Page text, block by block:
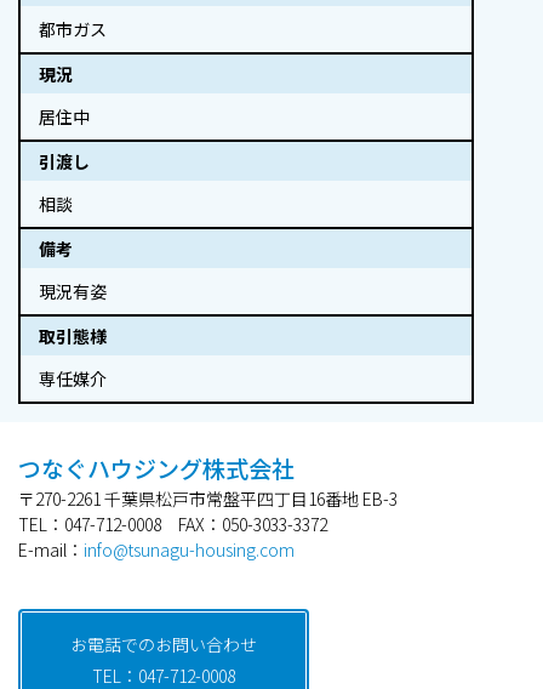
都市ガス
現況
居住中
引渡し
相談
備考
現況有姿
取引態様
専任媒介
つなぐハウジング株式会社
〒270-2261 千葉県松戸市常盤平四丁目16番地 EB-3
TEL：047-712-0008 FAX：050-3033-3372
E-mail： info@tsunagu-housing.com
お電話でのお問い合わせ
TEL：047-712-0008